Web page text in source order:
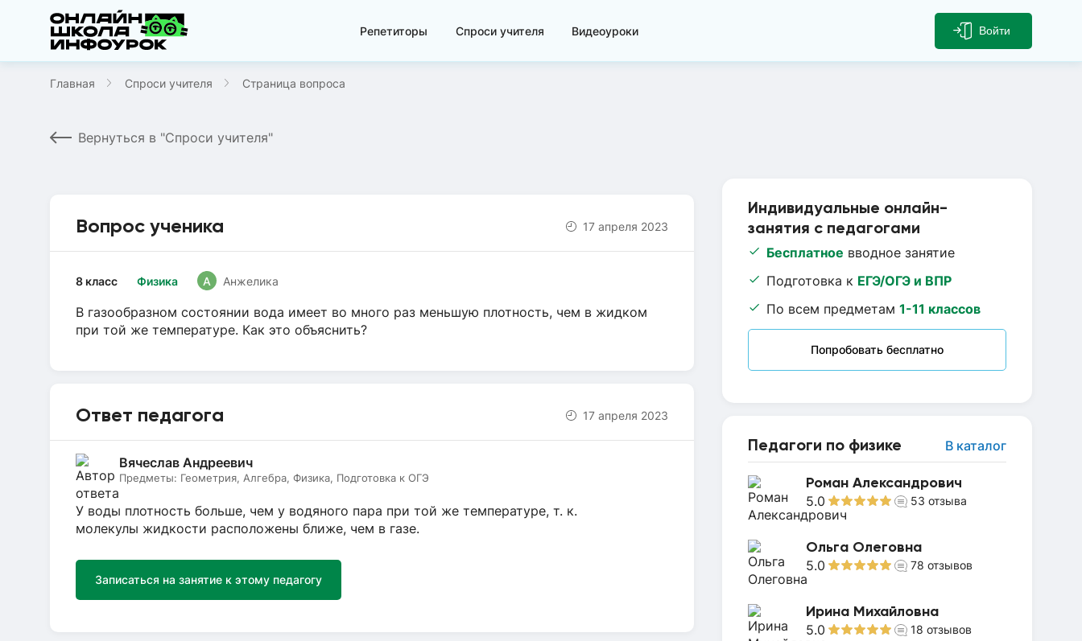
Репетиторы Спроси учителя Видеоуроки Войти
Главная Спроси учителя Страница вопроса
Вернуться в "Спроси учителя"
Индивидуальные онлайн-
занятия с педагогами
Бесплатное вводное занятие
Подготовка к ЕГЭ/ОГЭ и ВПР
По всем предметам 1-11 классов
Попробовать бесплатно
Педагоги по физике В каталог
Роман Александрович
5.0 53 отзыва
Ольга Олеговна
5.0 78 отзывов
Ирина Михайловна
5.0 18 отзывов
Вопрос ученика 17 апреля 2023
Физика
8 класс А Анжелика
В газообразном состоянии вода имеет во много раз меньшую плотность, чем в жидком
при той же температуре. Как это объяснить?
Ответ педагога 17 апреля 2023
Вячеслав Андреевич
Предметы: Геометрия, Алгебра, Физика, Подготовка к ОГЭ
У воды плотность больше, чем у водяного пара при той же температуре, т. к.
молекулы жидкости расположены ближе, чем в газе.
Записаться на занятие к этому педагогу